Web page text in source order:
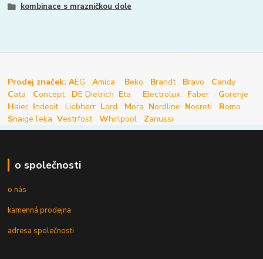
kombinace s mrazničkou dole
Prodej značek: AEG Amica Beko Brandt Bravo Candy
Cata Concept DE Dietrich Eta Electrolux Faber Gorenje
Haier Indesit Liebherr Lord Mora Nordline Nosreti Romo
SnaigeTeka Vestrfost Whirlpool Zanussi
o společnosti
o nás
kamenná prodejna
adresa společnosti